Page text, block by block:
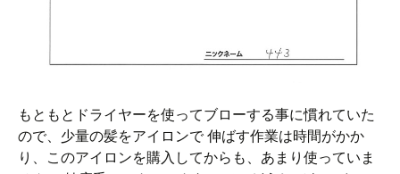
もともとドライヤーを使ってブローする事に慣れていた
ので、少量の髪をアイロンで 伸ばす作業は時間がかか
り、このアイロンを購入してからも、あまり使っていま